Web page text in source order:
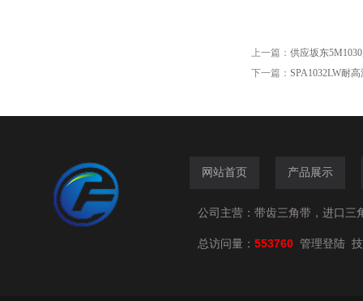
上一篇： 供应坂东
下一篇： SPA1032LW耐
网站首页 产品展示
公司主营：带齿三角带，进口三
总访问量： 553760 管理登陆